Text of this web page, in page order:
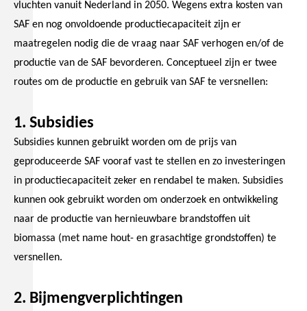
vluchten vanuit Nederland in 2050. Wegens extra kosten van
SAF en nog onvoldoende productiecapaciteit zijn er
maatregelen nodig die de vraag naar SAF verhogen en/of de
productie van de SAF bevorderen. Conceptueel zijn er twee
routes om de productie en gebruik van SAF te versnellen:
1. Subsidies
Subsidies kunnen gebruikt worden om de prijs van
geproduceerde SAF vooraf vast te stellen en zo investeringen
in productiecapaciteit zeker en rendabel te maken. Subsidies
kunnen ook gebruikt worden om onderzoek en ontwikkeling
naar de productie van hernieuwbare brandstoffen uit
biomassa (met name hout- en grasachtige grondstoffen) te
versnellen.
2. Bijmengverplichtingen